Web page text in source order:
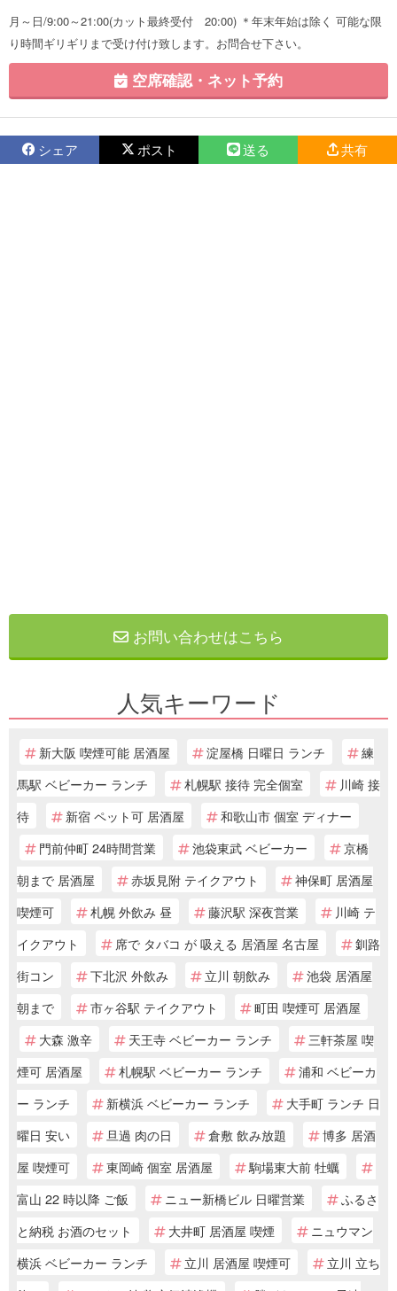
月～日/9:00～21:00(カット最終受付 20:00) ＊年末年始は除く 可能な限
り時間ギリギリまで受け付け致します。お問合せ下さい。
空席確認・ネット予約
シェア ポスト 送る 共有
お問い合わせはこちら
人気キーワード
新大阪 喫煙可能 居酒屋 淀屋橋 日曜日 ランチ
練
馬駅 ベビーカー ランチ
札幌駅 接待 完全個室
川崎 接
待
新宿 ペット可 居酒屋
和歌山市 個室 ディナー
門前仲町 24時間営業
池袋東武 ベビーカー
京橋
朝まで 居酒屋
赤坂見附 テイクアウト
神保町 居酒屋
喫煙可
札幌 外飲み 昼 藤沢駅 深夜営業
川崎 テ
イクアウト
席で タバコ が 吸える 居酒屋 名古屋
釧路
街コン
下北沢 外飲み 立川 朝飲み
池袋 居酒屋
朝まで
市ヶ谷駅 テイクアウト
町田 喫煙可 居酒屋
大森 激辛
天王寺 ベビーカー ランチ
三軒茶屋 喫
煙可 居酒屋
札幌駅 ベビーカー ランチ
浦和 ベビーカ
ー ランチ
新横浜 ベビーカー ランチ
大手町 ランチ 日
曜日 安い
旦過 肉の日 倉敷 飲み放題
博多 居酒
屋 喫煙可
東岡崎 個室 居酒屋
駒場東大前 牡蠣
富山 22 時以降 ご飯
ニュー新橋ビル 日曜営業
ふるさ
と納税 お酒のセット
大井町 居酒屋 喫煙
ニュウマン
横浜 ベビーカー ランチ
立川 居酒屋 喫煙可
立川 立ち